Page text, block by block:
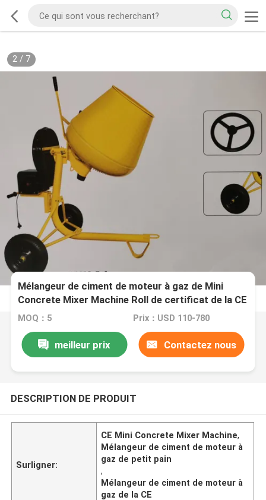
2/ 7
Mélangeur de ciment de moteur à gaz de Mini
Concrete Mixer Machine Roll de certificat de la CE
MOQ：5 Prix：USD 110-780
meilleur prix Contactez nous
DESCRIPTION DE PRODUIT
Surligner:
CE Mini Concrete Mixer Machine,
Mélangeur de ciment de moteur à
gaz de petit pain
,
Mélangeur de ciment de moteur à
gaz de la CE